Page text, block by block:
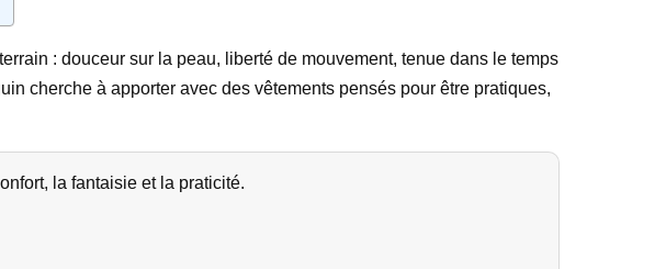
: douceur sur la peau, liberté de mouvement, tenue dans le temps
cherche à apporter avec des vêtements pensés pour être pratiques,
la fantaisie et la praticité.